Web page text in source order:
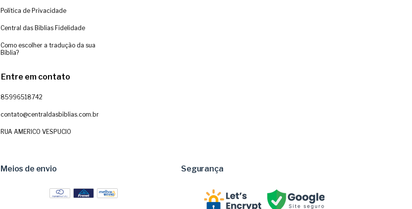
Política de Privacidade
Central das Biblias Fidelidade
Como escolher a tradução da sua
Bíblia?
Entre em contato
85996518742
contato@centraldasbiblias.com.br
RUA AMERICO VESPUCIO
Meios de envio Segurança